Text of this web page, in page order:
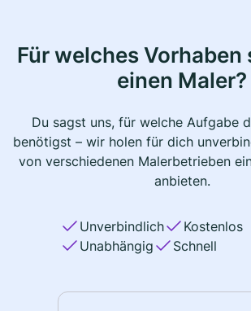
Für welches Vorhaben
einen Maler?
Du sagst uns, für welche Aufgabe
benötigst – wir holen für dich
von verschiedenen Malerbetrieben
anbieten.
Unverbindlich
Kostenlos
Unabhängig
Schnell